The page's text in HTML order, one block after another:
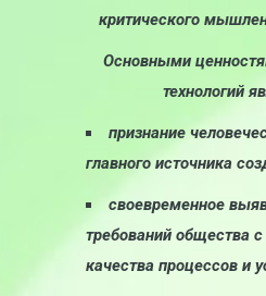
критического
Основными
технологий
признание
главного источника
своевременное
требований общества
качества процессов и